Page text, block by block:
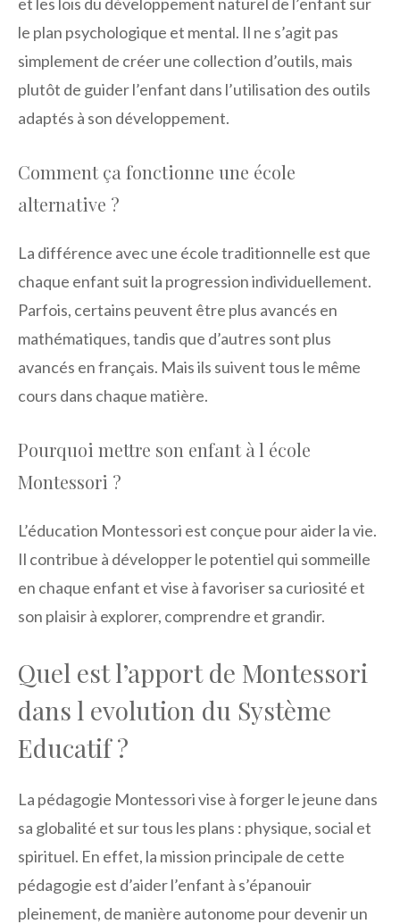
le plan psychologique et mental. Il ne s’agit pas
simplement de créer une collection d’outils, mais
plutôt de guider l’enfant dans l’utilisation des outils
adaptés à son développement.
Comment ça fonctionne une école
alternative ?
La différence avec une école traditionnelle est que
chaque enfant suit la progression individuellement.
Parfois, certains peuvent être plus avancés en
mathématiques, tandis que d’autres sont plus
avancés en français. Mais ils suivent tous le même
cours dans chaque matière.
Pourquoi mettre son enfant à l école
Montessori ?
L’éducation Montessori est conçue pour aider la vie.
Il contribue à développer le potentiel qui sommeille
en chaque enfant et vise à favoriser sa curiosité et
son plaisir à explorer, comprendre et grandir.
Quel est l’apport de Montessori
dans l evolution du Système
Educatif ?
La pédagogie Montessori vise à forger le jeune dans
sa globalité et sur tous les plans : physique, social et
spirituel. En effet, la mission principale de cette
pédagogie est d’aider l’enfant à s’épanouir
pleinement, de manière autonome pour devenir un